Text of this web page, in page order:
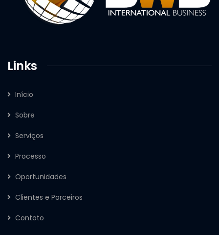
Links
Início
Sobre
Serviços
Processo
Oportunidades
Clientes e Parceiros
Contato